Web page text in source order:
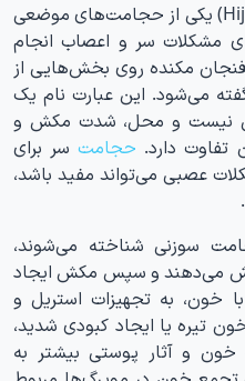
حجامت سر (Hijama on the Head) یکی از حجامت‌های موضعی
مشکلات سر و اعصاب انجام
مکنده روی بخش‌هایی از
می‌شود. این عبارت نام یک
نیست و محل، شدت مکش و
تفاوت دارد. حجامتسر برای
عصبی می‌تواند مفید باشد،
سوزنی شناخته می‌شوند،
می‌دهند و سپس مکش ایجاد
خون، به تجهیزات استریل و
تیره یا ایجاد کبودی شدید،
و آثار پوستی بیشتر به